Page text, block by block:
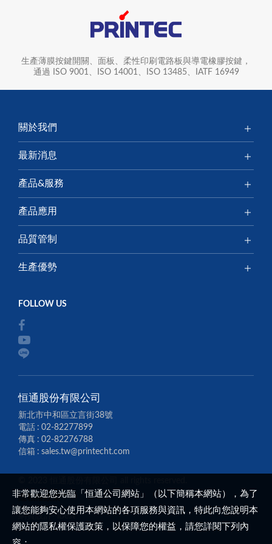
生產薄膜按鍵開關、面板、柔性印刷電路板與導電橡膠按鍵，
通過 ISO 9001、ISO 14001、ISO 13485、IATF 16949
關於我們
最新消息
產品&服務
產品應用
品質管制
生產優勢
恒通股份有限公司
新北市中和區立言街38號
電話
02-82277899
傳真
02-82276788
信箱
sales.tw@printecht.com
隱私權政策
網頁設計‧ iBest
非常歡迎您光臨「恒通公司網站」（以下簡稱本網站），為了
讓您能夠安心使用本網站的各項服務與資訊，特此向您說明本
網站的隱私權保護政策，以保障您的權益，請您詳閱下列內